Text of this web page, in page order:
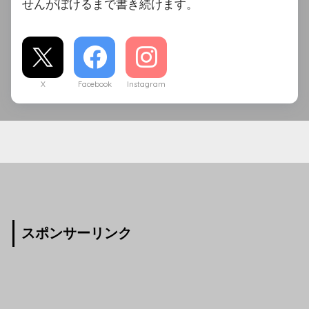
せんがぼけるまで書き続けます。
X Facebook Instagram
スポンサーリンク